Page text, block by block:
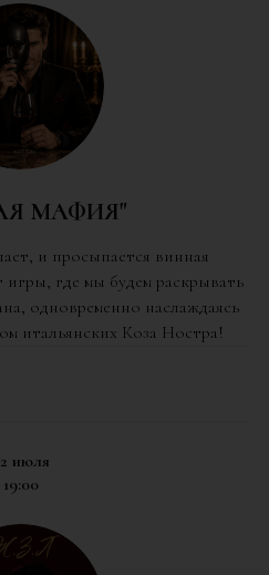
МАФИЯ"
и просыпается винная
где мы будем раскрывать
одновременно наслаждаясь
итальянских Коза Ностра!
июля
19:00